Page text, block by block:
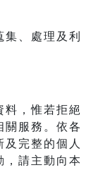
、處理及利
料，惟若拒絕
關服務。依各
完整的個人
，請主動向本